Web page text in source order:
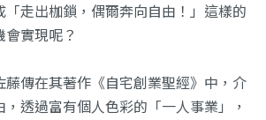
走出枷鎖，偶爾奔向自由！」這樣的
實現呢？
藤傳在其著作《自宅創業聖經》中，介
透過富有個人色彩的「一人事業」，